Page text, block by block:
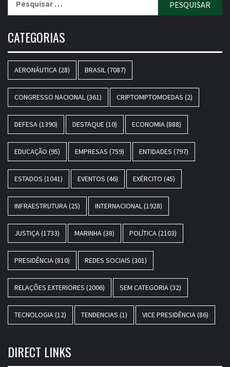
CATEGORIAS
AERONÁUTICA(28) BRASIL(7087)
CONGRESSO NACIONAL(361) CRIPTOMPTOMOEDAS (2)
DEFESA(1390) DESTAQUE(10) ECONOMIA(888)
EDUCAÇÃO (95) EMPRESAS (759) ENTIDADES (797)
ESTADOS (1041) EVENTOS (46) EXÉRCITO (45)
INFRAESTRUTURA(25) INTERNACIONAL(1928)
JUSTIÇA(1733) MARINHA(38) POLÍTICA(2103)
PRESIDÊNCIA(810) REDES SOCIAIS (301)
RELAÇÕES EXTERIORES (2006) SEM CATEGORIA(32)
TECNOLOGIA(12) TENDENCIAS (1) VICE PRESIDÊNCIA(86)
DIRECT LINKS